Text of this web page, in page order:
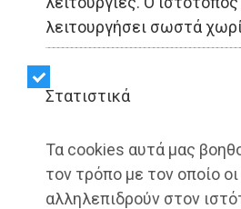
λειτουργήσει σωστά
Στατιστικά
Τα cookies αυτά μας
τον τρόπο με τον οποίο
αλληλεπιδρούν στον
σπουδαστές
Δημοτικού
πέτυχαν την
τους στο
Γυμνάσιο